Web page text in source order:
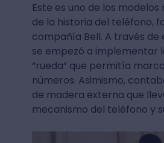
Este es uno de los
de la historia del teléfono,
compañía Bell. A través de
se empezó a implementar
“rueda” que permitía
números. Asimismo,
de madera externa que
mecanismo del teléfono y